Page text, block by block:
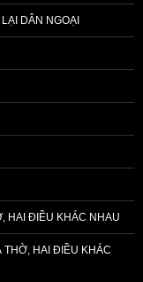
DÂN NGOẠI
HAI ĐIỀU KHÁC NHAU
THỜ, HAI ĐIỀU KHÁC